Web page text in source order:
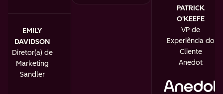
EMILY
DAVIDSON
Diretor(a) de
Marketing
Sandler
PATRICK
O'KEEFE
VP de
Experiência do
Cliente
Anedot